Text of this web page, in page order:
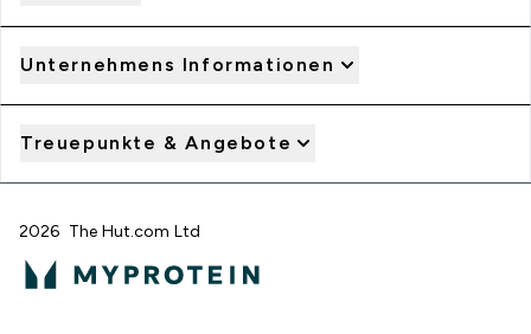
Unternehmens Informationen
Treuepunkte & Angebote
2026 The Hut.com Ltd